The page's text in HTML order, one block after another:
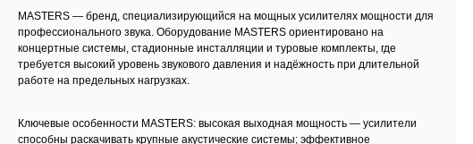
MASTERS — бренд, специализирующийся на мощных усилителях мощности для
профессионального звука. Оборудование MASTERS ориентировано на
концертные системы, стадионные инсталляции и туровые комплекты, где
требуется высокий уровень звукового давления и надёжность при длительной
работе на предельных нагрузках.
Ключевые особенности MASTERS: высокая выходная мощность — усилители
способны раскачивать крупные акустические системы; эффективное